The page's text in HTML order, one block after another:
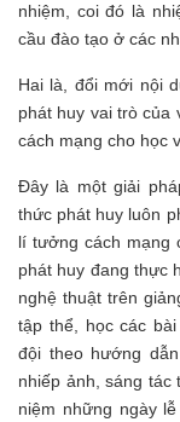
nhiệm, coi đó là
cầu đào tạo ở các
Hai là, đổi mới nội
phát huy vai trò của
cách mạng cho học
Đây là một giải
thức phát huy luôn
lí tưởng cách mạng
phát huy đang thực
nghệ thuật trên
tập thể, học các
đội theo hướng
nhiếp ảnh, sáng
niệm những ngày